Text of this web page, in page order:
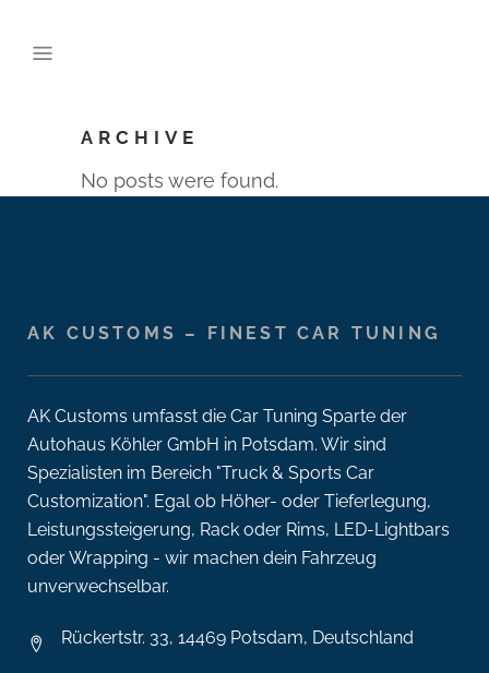
ARCHIVE
No posts were found.
AK CUSTOMS – FINEST CAR TUNING
AK Customs umfasst die Car Tuning Sparte der
Autohaus Köhler GmbH in Potsdam. Wir sind
Spezialisten im Bereich "Truck & Sports Car
Customization". Egal ob Höher- oder Tieferlegung,
Leistungssteigerung, Rack oder Rims, LED-Lightbars
oder Wrapping - wir machen dein Fahrzeug
unverwechselbar.
Rückertstr. 33, 14469 Potsdam, Deutschland